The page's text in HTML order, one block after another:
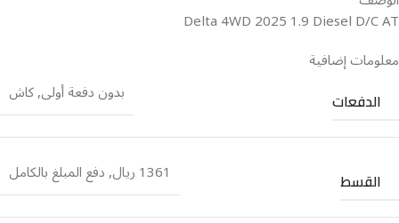
Delta 4WD 2025 1.9 Diesel D/C AT
معلومات إضافية
الدفعات بدون دفعة أولى,كاش
القسط 1361 ريال ,دفع المبلغ بالكامل